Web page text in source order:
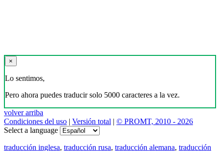
×
Lo sentimos,
Pero ahora puedes traducir solo 5000 caracteres a la vez.
volver arriba
Condiciones del uso | Versión total | © PROMT, 2010 - 2026
Select a language
traducción inglesa, traducción rusa, traducción alemana, traducción